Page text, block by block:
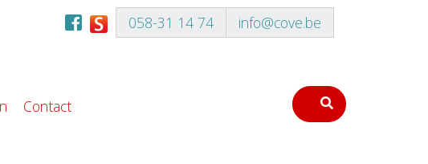
058-31 14 74 info@cove.be
Contact